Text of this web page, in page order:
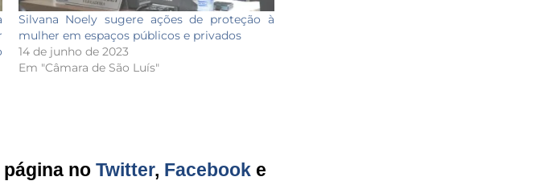
Silvana Noely sugere ações de proteção à
mulher em espaços públicos e privados
14 de junho de 2023
Em "Câmara de São Luís"
no Twitter, Facebook e